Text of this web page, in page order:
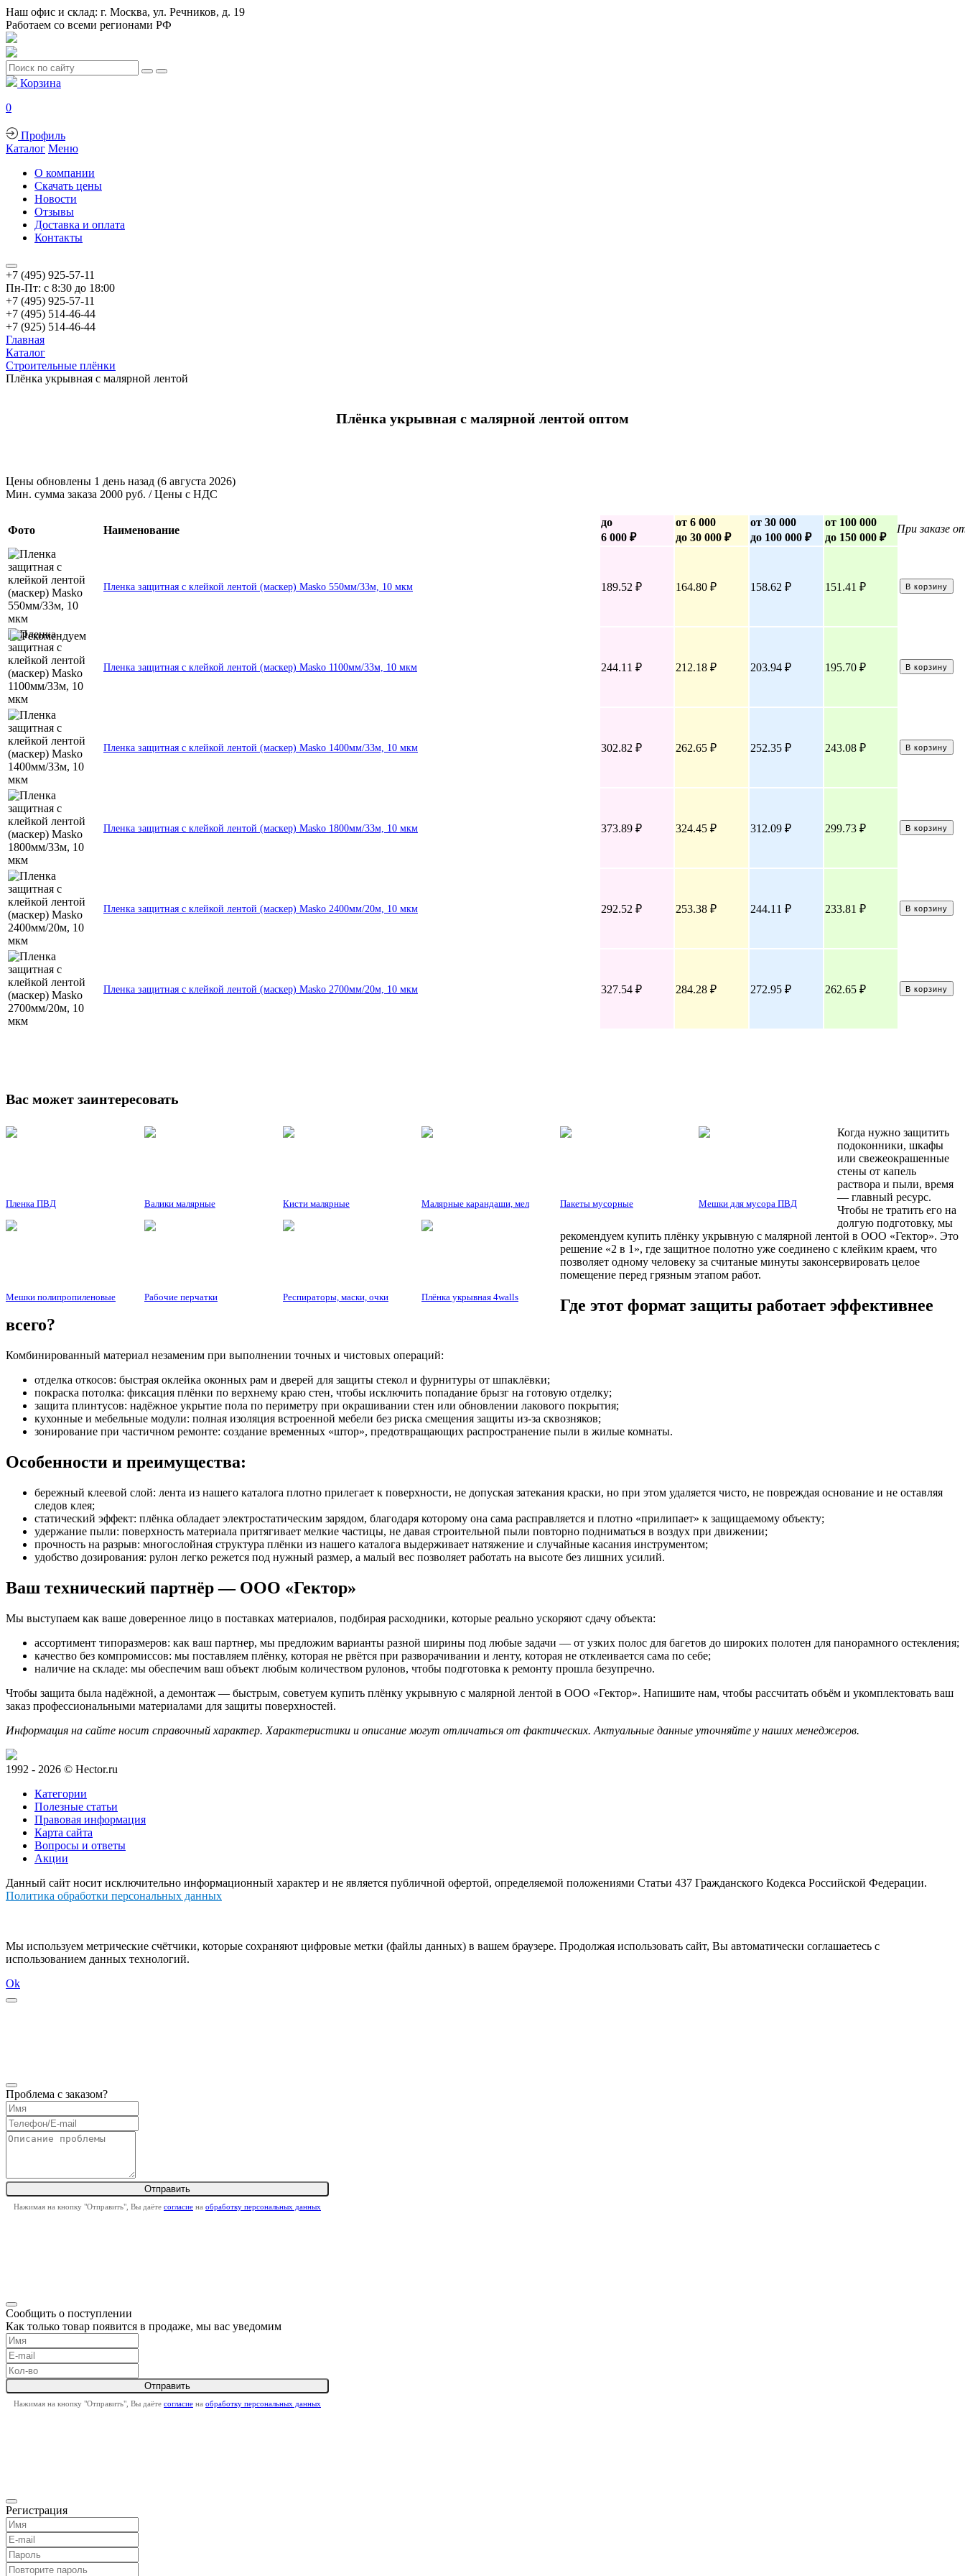
Наш офис и склад: г. Москва, ул. Речников, д. 19
Работаем со всеми регионами РФ
Корзина
0
Профиль
Каталог Меню
О компании
Скачать цены
Новости
Отзывы
Доставка и оплата
Контакты
+7 (495) 925-57-11
Пн-Пт: с 8:30 до 18:00
+7 (495) 925-57-11
+7 (495) 514-46-44
+7 (925) 514-46-44
Главная
Каталог
Строительные плёнки
Плёнка укрывная с малярной лентой
Плёнка укрывная с малярной лентой оптом
Цены обновлены 1 день назад (6 августа 2026)
Мин. сумма заказа 2000 руб. / Цены с НДС
Фото Наименование
до
6 000 ₽
от 6 000
до 30 000 ₽
от 30 000
до 100 000 ₽
При заказе
от 100 000
до 150 000 ₽
Пленка защитная с клейкой лентой (маскер) Masko 550мм/33м, 10 мкм 189.52 ₽ 164.80 ₽ 158.62 ₽ 151.41 ₽ В корзину
Пленка защитная с клейкой лентой (маскер) Masko 1100мм/33м, 10 мкм 244.11 ₽ 212.18 ₽ 203.94 ₽ 195.70 ₽ В корзину
Пленка защитная с клейкой лентой (маскер) Masko 1400мм/33м, 10 мкм 302.82 ₽ 262.65 ₽ 252.35 ₽ 243.08 ₽ В корзину
Пленка защитная с клейкой лентой (маскер) Masko 1800мм/33м, 10 мкм 373.89 ₽ 324.45 ₽ 312.09 ₽ 299.73 ₽ В корзину
Пленка защитная с клейкой лентой (маскер) Masko 2400мм/20м, 10 мкм 292.52 ₽ 253.38 ₽ 244.11 ₽ 233.81 ₽ В корзину
Пленка защитная с клейкой лентой (маскер) Masko 2700мм/20м, 10 мкм 327.54 ₽ 284.28 ₽ 272.95 ₽ 262.65 ₽ В корзину
Вас может заинтересовать
Пленка ПВД Валики малярные Кисти малярные Малярные карандаши, мел Пакеты мусорные Мешки для мусора ПВД
Мешки полипропиленовые Рабочие перчатки Респираторы, маски, очки Плёнка укрывная 4walls
Когда нужно защитить
подоконники, шкафы
или свежеокрашенные
стены от капель
раствора и пыли, время
— главный ресурс.
Чтобы не тратить его на
долгую подготовку, мы
рекомендуем купить плёнку укрывную с малярной лентой в ООО «Гектор». Это
решение «2 в 1», где защитное полотно уже соединено с клейким краем, что
позволяет одному человеку за считаные минуты законсервировать целое
помещение перед грязным этапом работ.
Где этот формат защиты работает эффективнее
всего?
Комбинированный материал незаменим при выполнении точных и чистовых операций:
отделка откосов: быстрая оклейка оконных рам и дверей для защиты стекол и фурнитуры от шпаклёвки;
покраска потолка: фиксация плёнки по верхнему краю стен, чтобы исключить попадание брызг на готовую отделку;
защита плинтусов: надёжное укрытие пола по периметру при окрашивании стен или обновлении лакового покрытия;
кухонные и мебельные модули: полная изоляция встроенной мебели без риска смещения защиты из-за сквозняков;
зонирование при частичном ремонте: создание временных «штор», предотвращающих распространение пыли в жилые комнаты.
Особенности и преимущества:
бережный клеевой слой: лента из нашего каталога плотно прилегает к поверхности, не допуская затекания краски, но при этом удаляется чисто, не повреждая основание и не оставляя
следов клея;
статический эффект: плёнка обладает электростатическим зарядом, благодаря которому она сама расправляется и плотно «прилипает» к защищаемому объекту;
удержание пыли: поверхность материала притягивает мелкие частицы, не давая строительной пыли повторно подниматься в воздух при движении;
прочность на разрыв: многослойная структура плёнки из нашего каталога выдерживает натяжение и случайные касания инструментом;
удобство дозирования: рулон легко режется под нужный размер, а малый вес позволяет работать на высоте без лишних усилий.
Ваш технический партнёр — ООО «Гектор»
Мы выступаем как ваше доверенное лицо в поставках материалов, подбирая расходники, которые реально ускоряют сдачу объекта:
ассортимент типоразмеров: как ваш партнер, мы предложим варианты разной ширины под любые задачи — от узких полос для багетов до широких полотен для панорамного остекления;
качество без компромиссов: мы поставляем плёнку, которая не рвётся при разворачивании и ленту, которая не отклеивается сама по себе;
наличие на складе: мы обеспечим ваш объект любым количеством рулонов, чтобы подготовка к ремонту прошла безупречно.
Чтобы защита была надёжной, а демонтаж — быстрым, советуем купить плёнку укрывную с малярной лентой в ООО «Гектор». Напишите нам, чтобы рассчитать объём и укомплектовать ваш
заказ профессиональными материалами для защиты поверхностей.
Информация на сайте носит справочный характер. Характеристики и описание могут отличаться от фактических. Актуальные данные уточняйте у наших менеджеров.
1992 - 2026 © Hector.ru
Категории
Полезные статьи
Правовая информация
Карта сайта
Вопросы и ответы
Акции
Данный сайт носит исключительно информационный характер и не является публичной офертой, определяемой положениями Статьи 437 Гражданского Кодекса Российской Федерации.
Политика обработки персональных данных
Мы используем метрические счётчики, которые сохраняют цифровые метки (файлы данных) в вашем браузере. Продолжая использовать сайт, Вы автоматически соглашаетесь с
использованием данных технологий.
Ok
Проблема с заказом?
Нажимая на кнопку "Отправить", Вы даёте согласие на обработку персональных данных
Сообщить о поступлении
Как только товар появится в продаже, мы вас уведомим
Нажимая на кнопку "Отправить", Вы даёте согласие на обработку персональных данных
Регистрация